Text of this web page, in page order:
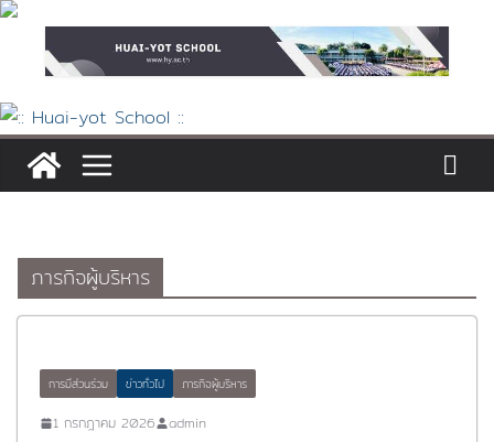
Skip
content
ภารกิจผู้บริหาร
การมีส่วนร่วม ข่าวทั่วไป ภารกิจผู้บริหาร
1 กรกฎาคม 2026 admin